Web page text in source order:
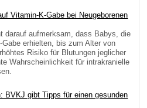
Vitamin-K-Gabe bei Neugeborenen
darauf aufmerksam, dass Babys, die
erhielten, bis zum Alter von
Risiko für Blutungen jeglicher
Wahrscheinlichkeit für intrakranielle
BVKJ gibt Tipps für einen gesunden